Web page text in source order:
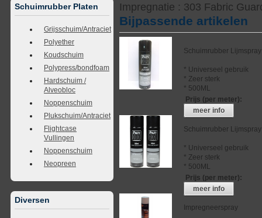
Schuimrubber Platen
Grijsschuim/Antraciet
Polyether
Koudschuim
Polypress/bondfoam
Hardschuim /
Alveobloc
Noppenschuim
Plukschuim/Antraciet
Flightcase
Vullingen
Noppenschuim
Neopreen
Diversen
Impregnatie : 303 Fabric
Bijpassende artikelen
Schuimrubber Lijmspray
* Universeel gebruik
* Zeer sterk
* 500ML
Prijs (per meter):
meer info
Schuimrubber
* Universeel gebruik
* Zeer sterk
* 500ML
Prijs (per meter):
meer info
Impregneerspray